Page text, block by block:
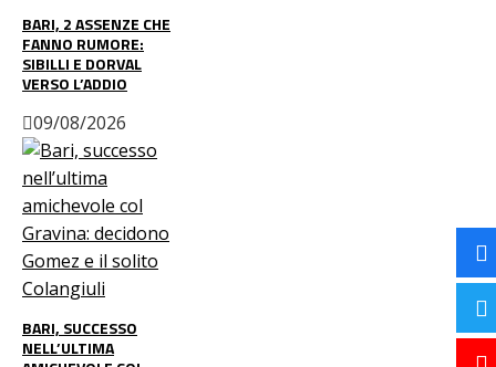
BARI, 2 ASSENZE CHE
FANNO RUMORE:
SIBILLI E DORVAL
VERSO L’ADDIO
09/08/2026
BARI, SUCCESSO
NELL’ULTIMA